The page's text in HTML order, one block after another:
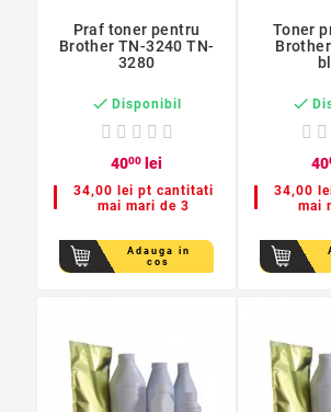
Praf toner pentru
Brother TN-3240 TN-
3280
 Disponibil
4000 lei
34,00 lei pt cantitati
mai mari de 3
Adauga in
cos
Toner

40
34,00
mai